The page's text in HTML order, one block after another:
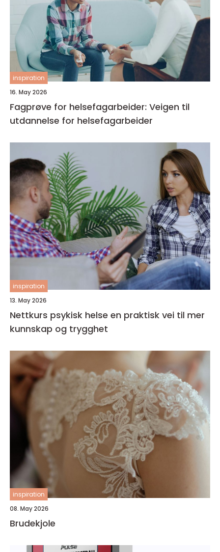
inspiration
16. May 2026
Fagprøve for helsefagarbeider: Veigen til
utdannelse for helsefagarbeider
inspiration
13. May 2026
Nettkurs psykisk helse en praktisk vei til mer
kunnskap og trygghet
inspiration
08. May 2026
Brudekjole